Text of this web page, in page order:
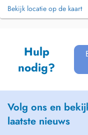
Bekijk locatie op de kaart
Hulp
nodig?
Volg ons en
laatste nieuws